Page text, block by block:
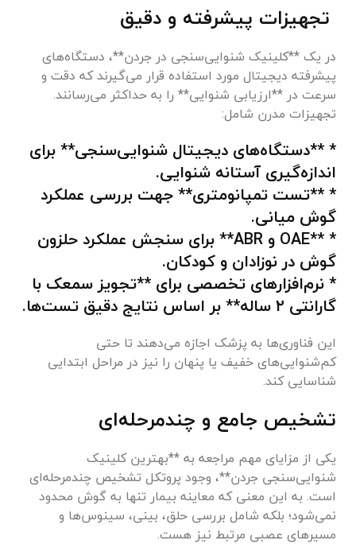
تجهیزات پیشرفته و دقیق
در یک **کلینیک شنوایی‌سنجی در جردن**، دستگاه‌های
پیشرفته دیجیتال مورد استفاده قرار می‌گیرند که دقت و
سرعت در **ارزیابی شنوایی** را به حداکثر می‌رسانند.
تجهیزات مدرن شامل:
* **دستگاه‌های دیجیتال شنوایی‌سنجی** برای
اندازه‌گیری آستانه شنوایی.
* **تست تمپانومتری** جهت بررسی عملکرد
گوش میانی.
* **OAE و ABR** برای سنجش عملکرد حلزون
گوش در نوزادان و کودکان.
* نرم‌افزارهای تخصصی برای **تجویز سمعک با
گارانتی ۲ ساله** بر اساس نتایج دقیق تست‌ها.
این فناوری‌ها به پزشک اجازه می‌دهند تا حتی
کم‌شنوایی‌های خفیف یا پنهان را نیز در مراحل ابتدایی
شناسایی کند.
تشخیص جامع و چندمرحله‌ای
یکی از مزایای مهم مراجعه به **بهترین کلینیک
شنوایی‌سنجی جردن**، وجود پروتکل تشخیص چندمرحله‌ای
است. به این معنی که معاینه بیمار تنها به گوش محدود
نمی‌شود؛ بلکه شامل بررسی حلق، بینی، سینوس‌ها و
مسیرهای عصبی مرتبط نیز هست.